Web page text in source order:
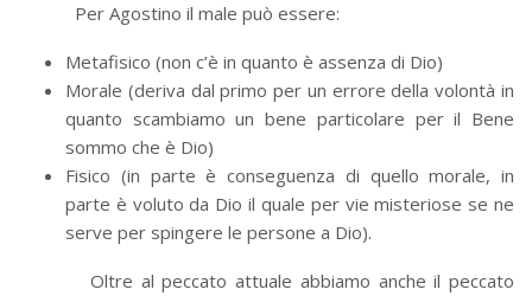
Per Agostino il male può essere:
Metafisico (non c’è in quanto è assenza di Dio)
Morale (deriva dal primo per un errore della volontà in
quanto scambiamo un bene particolare per il Bene
sommo che è Dio)
Fisico (in parte è conseguenza di quello morale, in
parte è voluto da Dio il quale per vie misteriose se ne
serve per spingere le persone a Dio).
Oltre al peccato attuale abbiamo anche il peccato